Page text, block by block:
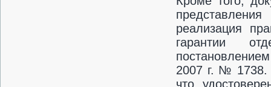
реализация
гарантии
2007 г. № 1738.
что